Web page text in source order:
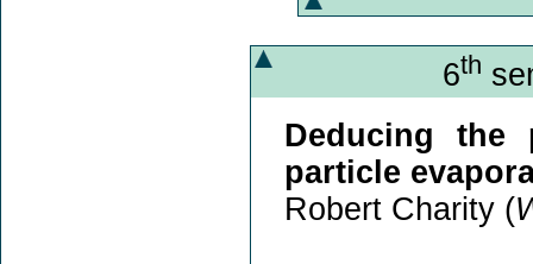
6th
Deducing
particle
Robert Charity (